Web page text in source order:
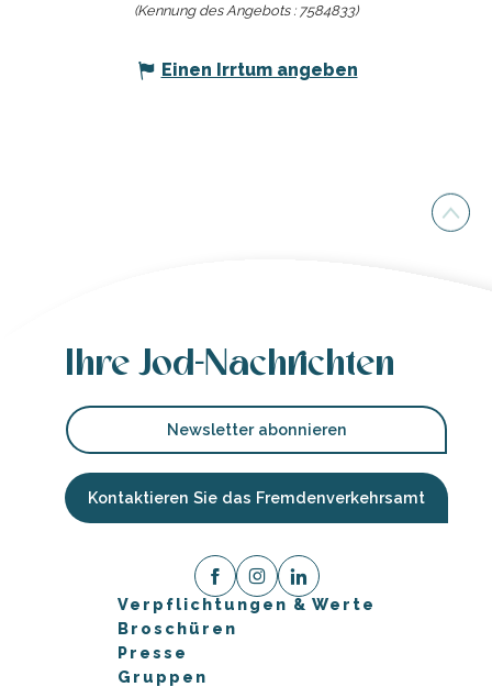
(Kennung des Angebots : 7584833)
Einen Irrtum angeben
Ihre Jod-Nachrichten
Newsletter abonnieren
Kontaktieren Sie das Fremdenverkehrsamt
Verpflichtungen & Werte
Broschüren
Presse
Gruppen